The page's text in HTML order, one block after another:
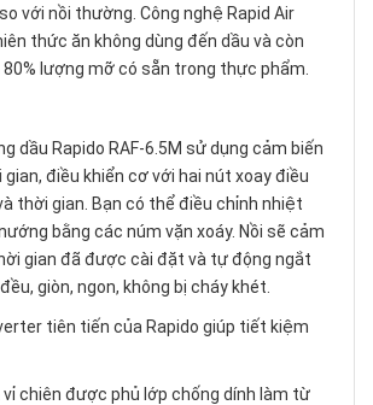
với nồi thường. Công nghệ Rapid Air
thức ăn không dùng đến dầu và còn
80% lượng mỡ có sẵn trong thực phẩm.
dầu Rapido RAF-6.5M sử dụng cảm biến
điều khiển cơ với hai nút xoay điều
thời gian. Bạn có thể điều chỉnh nhiệt
bằng các núm vặn xoáy. Nồi sẽ cảm
gian đã được cài đặt và tự động ngắt
giòn, ngon, không bị cháy khét.
tiên tiến của Rapido giúp tiết kiệm
vỉ chiên được phủ lớp chống dính làm từ